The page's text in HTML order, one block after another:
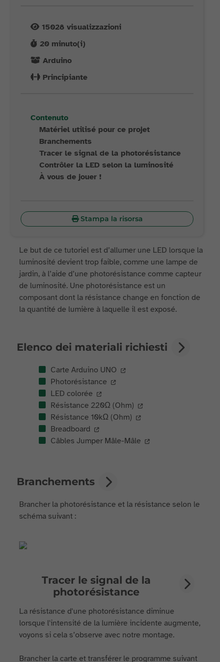
15028 visualizzazioni
20 minuto(i)
Arduino
Principiante
Contenuto
Matériel utilisé pour ce projet
Branchements
Tracer le signal de la photorésistance
Contrôler la LED selon la luminosité
À vous de jouer !
Stampa la risorsa
Le but de ce tutoriel est d’allumer une LED lorsque la
luminosité devient trop faible, comme une lampe de
jardin, à l’aide d’une photorésistance comme capteur
de luminosité. Une photorésistance est un
composant dont la résistance change en fonction de
la quantité de lumière à laquelle il est exposé.
Elenco dei materiali richiesti
Carte Arduino UNO
Photorésistance
LED colorée
Résistance 220Ω (Ohm)
Résistance 10kΩ (Ohm)
Breadboard
Câbles Jumper Mâle-Mâle
Branchements
Brancher la photorésistance et la résistance selon le
schéma suivant :
Tracer le signal de la
photorésistance
La résistance d'une photorésistance diminue
lorsque l'intensité de la lumière incidente augmente,
voyons si cela s’observe avec notre montage.
Brancher la carte et transférer le programme suivant